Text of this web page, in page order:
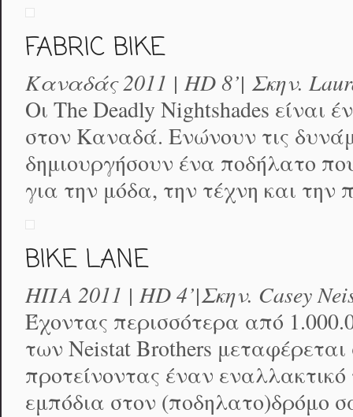
FABRIC BIKE
Καναδάς 2011 | HD 8’| Σκην.
Οι The Deadly Nightshades είναι
στον Καναδά. Ενώνουν τις
δημιουργήσουν ένα ποδήλατο
για την μόδα, την τέχνη και την
BIKE LANE
ΗΠΑ 2011 | HD 4’|Σκην. Casey
Έχοντας περισσότερα από
των Neistat Brothers
προτείνοντας έναν
εμπόδια στον (ποδηλατο)δρόμο